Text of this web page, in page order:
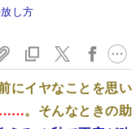
し方
にイヤなことを思い
……。そんなときの助